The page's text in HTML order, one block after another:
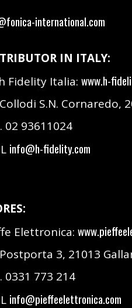
international.com
IN ITALY:
Fidelity Italia: www.h-
S.N. Cornaredo,
02 93611024
info@h-fidelity.com
Elettronica:
3, 21013
0331 773 214
info@pieffeelettronica.com